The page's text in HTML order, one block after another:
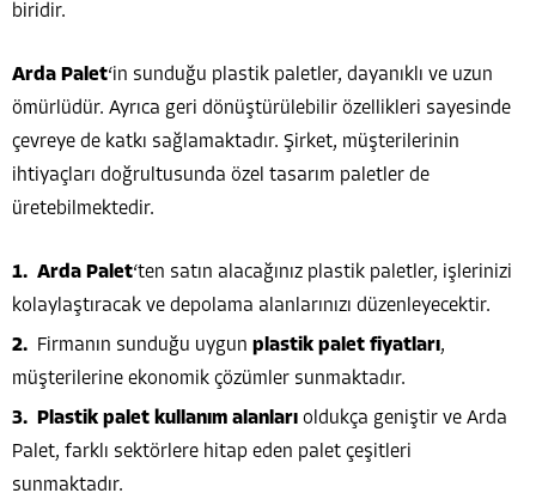
biridir.
Arda Palet‘in sunduğu plastik paletler, dayanıklı ve uzun
ömürlüdür. Ayrıca geri dönüştürülebilir özellikleri sayesinde
çevreye de katkı sağlamaktadır. Şirket, müşterilerinin
ihtiyaçları doğrultusunda özel tasarım paletler de
üretebilmektedir.
Arda Palet‘ten satın alacağınız plastik paletler, işlerinizi
kolaylaştıracak ve depolama alanlarınızı düzenleyecektir.
Firmanın sunduğu uygun plastik palet fiyatları,
müşterilerine ekonomik çözümler sunmaktadır.
Plastik palet kullanım alanları oldukça geniştir ve Arda
Palet, farklı sektörlere hitap eden palet çeşitleri
sunmaktadır.